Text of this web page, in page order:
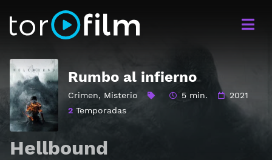
Rumbo al infierno
Crimen, Misterio 5 min.
2021
2 Temporadas
Hellbound